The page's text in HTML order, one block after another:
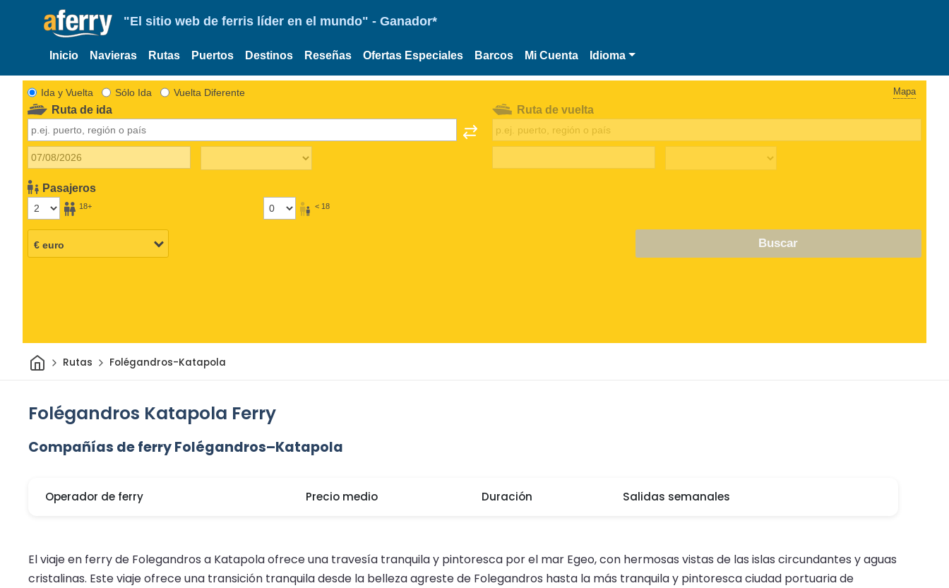
"El sitio web de ferris líder en el mundo" - Ganador*
Inicio Navieras Rutas Puertos Destinos Reseñas Ofertas Especiales Barcos Mi Cuenta Idioma
Ida y Vuelta Sólo Ida Vuelta Diferente Mapa
Ruta de ida
Pasajeros
18+ < 18
Ruta de vuelta
Buscar
InicioRutas Folégandros-Katapola
Folégandros Katapola Ferry
Compañías de ferry Folégandros–Katapola
Operador de ferry Precio medio Duración Salidas semanales
El viaje en ferry de Folegandros a Katapola ofrece una travesía tranquila y pintoresca por el mar Egeo, con hermosas vistas de las islas circundantes y aguas
cristalinas. Este viaje ofrece una transición tranquila desde la belleza agreste de Folegandros hasta la más tranquila y pintoresca ciudad portuaria de